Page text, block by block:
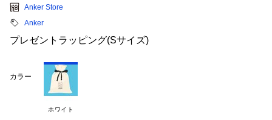
Anker Store
Anker
プレゼントラッピング(Sサイズ)
カラー
ホワイト